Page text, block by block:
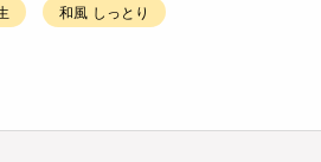
和風 しっとり